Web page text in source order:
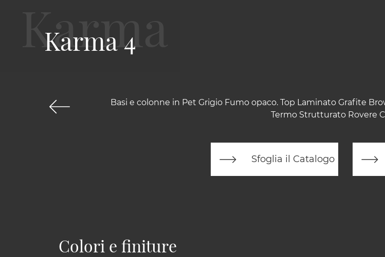
Basi e colonne in Pet Grigio Fumo opaco. Top Laminato Grafite
Termo Strutturato Rovere
Sfoglia il Catalogo
Karma 4
Colori e finiture